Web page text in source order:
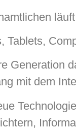
Tablets,
Generation
mit dem